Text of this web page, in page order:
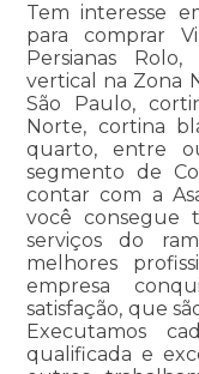
Tem interesse
para comprar
Persianas
vertical na Zona
São Paulo,
Norte, cortina
quarto, entre
segmento de
contar com a
você consegue
serviços do
melhores
empresa
satisfação, que
Executamos
qualificada e